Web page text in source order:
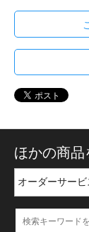
ほかの商品